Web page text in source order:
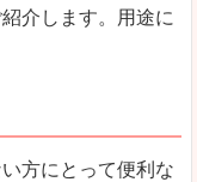
介します。用途に
方にとって便利な